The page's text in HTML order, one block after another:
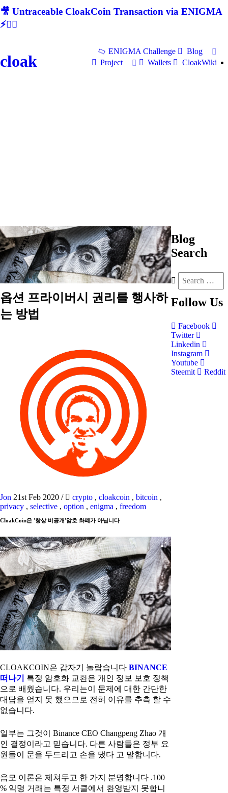
🎥 Untraceable CloakCoin Transaction via ENIGMA
⚡🕵‍♂
cloak
ENIGMA Challenge
Blog
Project
Wallets CloakWiki
옵션 프라이버시 권리를 행사하
는 방법
Jon 21st Feb 2020 / crypto , cloakcoin , bitcoin ,
privacy , selective , option , enigma , freedom
CloakCoin은 '항상 비공개'암호 화폐가 아닙니다
CLOAKCOIN은 갑자기 놀랍습니다 BINANCE
떠나기
특정 암호화 교환은 개인 정보 보호 정책
으로 배웠습니다. 우리는이 문제에 대한 간단한
대답을 얻지 못 했으므로 전혀 이유를 추측 할 수
없습니다.
일부는 그것이 Binance CEO Changpeng Zhao 개
인 결정이라고 믿습니다. 다른 사람들은 정부 요
원들이 문을 두드리고 손을 댔다 고 말합니다.
음모 이론은 제쳐두고 한 가지 분명합니다 .100
% 익명 거래는 특정 서클에서 환영받지 못합니
Blog
Search
Follow Us
Facebook
Twitter
Linkedin
Instagram
Youtube
Steemit
Reddit